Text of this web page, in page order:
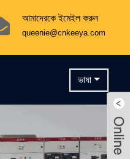
আমাদেরকে ইমেইল করুন
queenie@cnkeeya.com
ভাষা